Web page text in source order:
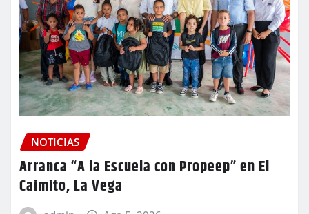
NOTICIAS
Arranca “A la Escuela con Propeep” en El
Caimito, La Vega